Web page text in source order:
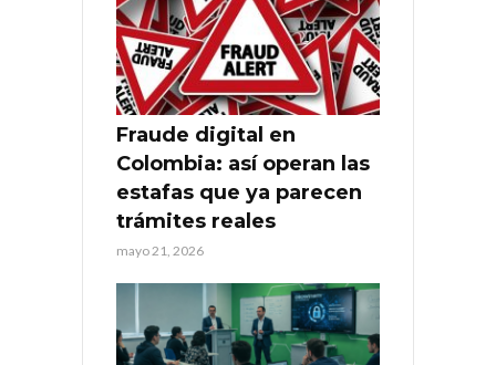
Fraude digital en
Colombia: así operan las
estafas que ya parecen
trámites reales
mayo 21, 2026